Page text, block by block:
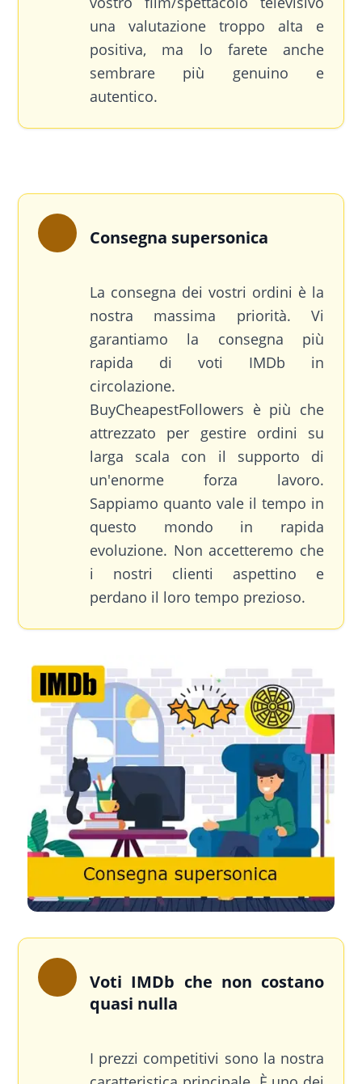
una valutazione troppo alta e
positiva, ma lo farete anche
sembrare più genuino e
autentico.
Consegna supersonica
La consegna dei vostri ordini è la
nostra massima priorità. Vi
garantiamo la consegna più
rapida di voti IMDb in
circolazione.
BuyCheapestFollowers è più che
attrezzato per gestire ordini su
larga scala con il supporto di
un'enorme forza lavoro.
Sappiamo quanto vale il tempo in
questo mondo in rapida
evoluzione. Non accetteremo che
i nostri clienti aspettino e
perdano il loro tempo prezioso.
Voti IMDb che non costano
quasi nulla
I prezzi competitivi sono la nostra